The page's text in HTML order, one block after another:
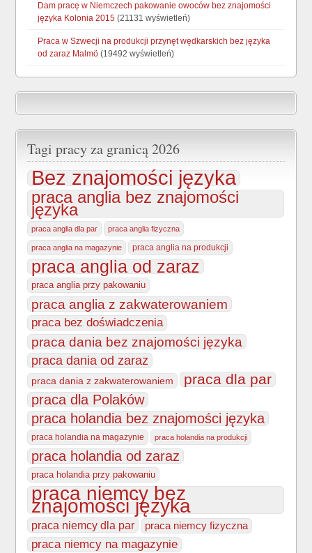
Dam pracę w Niemczech pakowanie owoców bez znajomości
języka Kolonia 2015 (21131 wyświetleń)
Praca w Szwecji na produkcji przynęt wędkarskich bez języka
od zaraz Malmö (19492 wyświetleń)
Tagi pracy za granicą 2026
Bez znajomości języka
praca anglia bez znajomości
języka
praca anglia dla par praca anglia fizyczna
praca anglia na magazynie praca anglia na produkcji
praca anglia od zaraz
praca anglia przy pakowaniu
praca anglia z zakwaterowaniem
praca bez doświadczenia
praca dania bez znajomości języka
praca dania od zaraz
praca dania z zakwaterowaniem praca dla par
praca dla Polaków
praca holandia bez znajomości języka
praca holandia na magazynie praca holandia na produkcji
praca holandia od zaraz
praca holandia przy pakowaniu
praca niemcy bez
znajomości języka
praca niemcy dla par praca niemcy fizyczna
praca niemcy na magazynie